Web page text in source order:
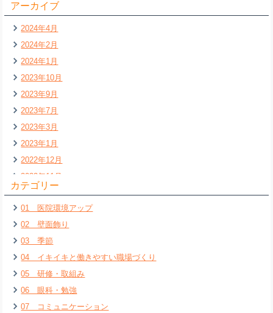
アーカイブ
2024年4月
2024年2月
2024年1月
2023年10月
2023年9月
2023年7月
2023年3月
2023年1月
2022年12月
2022年11月
2022年7月
2022年6月
2022年5月
2022年4月
2022年3月
2022年2月
2022年1月
2021年12月
カテゴリー
01 医院環境アップ
02 壁面飾り
03 季節
04 イキイキと働きやすい職場づくり
05 研修・取組み
06 眼科・勉強
07 コミュニケーション